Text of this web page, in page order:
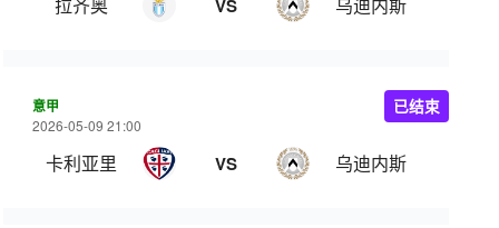
VS
意甲
2026-05-09 21:00
卡利亚里 VS 乌迪内斯
已结束